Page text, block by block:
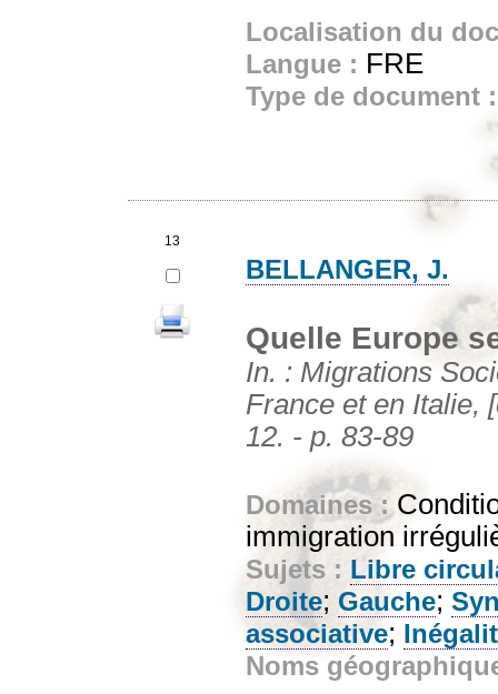
Localisation du
Langue : FRE
Type de document
13
BELLANGER, J.
Quelle Europe
In. : Migrations
France et en Italie,
12. - p. 83-89
Domaines :
immigration
Sujets : Libre
Droite; Gauche;
associative;
Noms